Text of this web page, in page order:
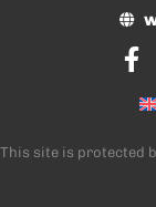
This site is protected